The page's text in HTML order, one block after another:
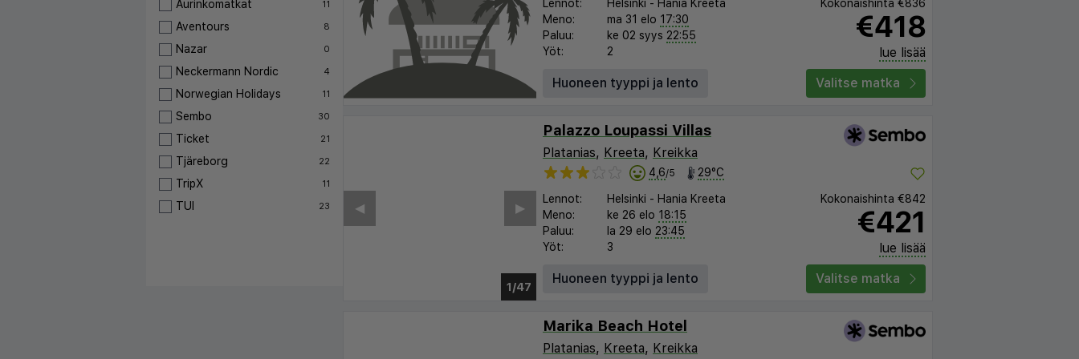
Aurinkomatkat 11
Aventours 8
Nazar 0
Neckermann Nordic 4
Norwegian Holidays 11
Sembo 30
Ticket 21
Tjäreborg 22
TripX 11
TUI 23
Lennot: Helsinki - Hania Kreeta
Meno:
ma 31 elo 17:30
Paluu:
ke 02 syys 22:55
Yöt:
2
Kokonaishinta €836
€418
lue lisää
Huoneen tyyppi ja lento
Valitse matka
1/43
▶︎
◀︎
Palazzo Loupassi Villas
Platanias, Kreeta, Kreikka
4,6/5 29°C
Lennot: Helsinki - Hania Kreeta
Meno:
ke 26 elo 18:15
Paluu:
la 29 elo 23:45
Yöt:
3
Kokonaishinta €842
€421
lue lisää
Huoneen tyyppi ja lento
Valitse matka
Marika Beach Hotel
Platanias, Kreeta, Kreikka